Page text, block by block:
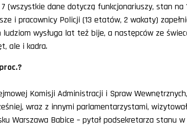
(wszystkie dane dotyczą funkcjonariuszy, stan na
i pracownicy Policji (13 etatów, 2 wakaty)
ludziom wysługa lat też bije, a następców ze
ale i kadra.
Komisji Administracji i Spraw Wewnętrznych,
wraz z innymi parlamentarzystami,
Warszawa Babice – pytał podsekretarza stanu w